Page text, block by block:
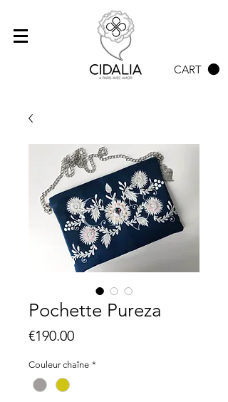
CART
Pochette Pureza
€190.00Price
Couleur chaîne *